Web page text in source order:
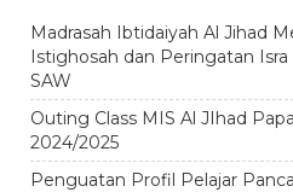
Madrasah Ibtidaiyah Al Jihad
Istighosah dan Peringatan
SAW
Outing Class MIS Al JIhad
2024/2025
Penguatan Profil Pelajar